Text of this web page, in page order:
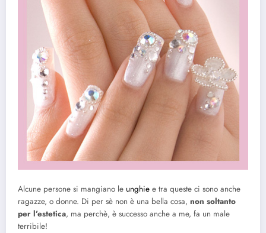
Alcune persone si mangiano le unghie e tra queste ci sono anche
ragazze, o donne. Di per sè non è una bella cosa, non soltanto
per l’estetica, ma perchè, è successo anche a me, fa un male
terribile!